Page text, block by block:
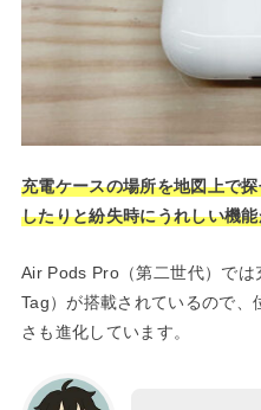
充電ケースの場所を地図上で
したりと紛失時にうれしい機
Air Pods Pro（第二世代）で
Tag）が搭載されているので、
さも進化しています。